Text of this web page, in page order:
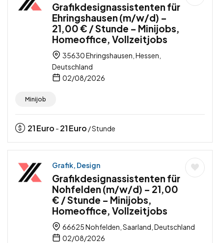
Grafikdesignassistenten für
Ehringshausen (m/w/d) –
21,00 € / Stunde – Minijobs,
Homeoffice, Vollzeitjobs
35630 Ehringshausen, Hessen,
Deutschland
02/08/2026
Minijob
21Euro - 21Euro / Stunde
Grafik, Design
Grafikdesignassistenten für
Nohfelden (m/w/d) – 21,00
€ / Stunde – Minijobs,
Homeoffice, Vollzeitjobs
66625 Nohfelden, Saarland, Deutschland
02/08/2026